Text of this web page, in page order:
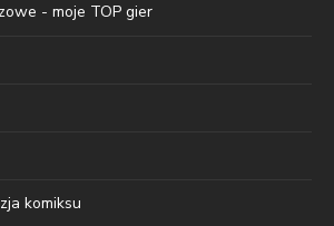
- moje TOP gier
komiksu